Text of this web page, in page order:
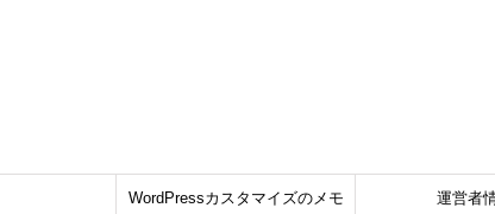
WordPressカスタマイズのメモ 運営者